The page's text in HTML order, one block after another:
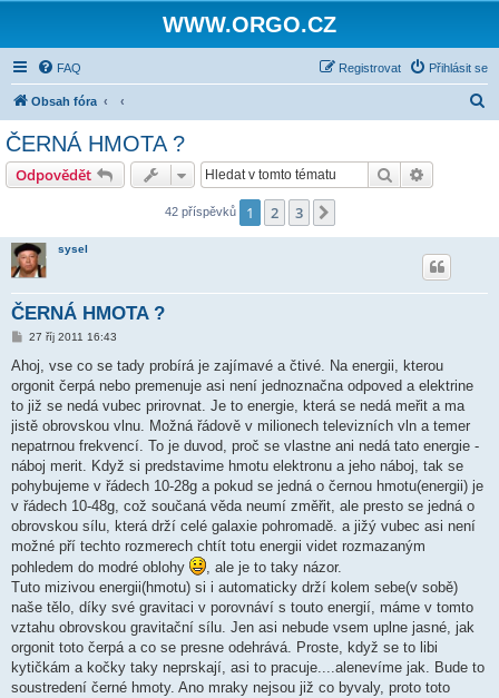
WWW.ORGO.CZ
FAQ Přihlásit se
Registrovat
Obsah fóra
ČERNÁ HMOTA ?
Odpovědět Hledat
42 příspěvků 1 2 3
sysel
ČERNÁ HMOTA ?
P
í
p
ě
v
e
k
27 říj 2011 16:43
Ahoj, vse co se tady probírá je zajímavé a čtivé. Na energii, kterou
orgonit čerpá nebo premenuje asi není jednoznačna odpoved a elektrine
to již se nedá vubec prirovnat. Je to energie, která se nedá meřit a ma
jistě obrovskou vlnu. Možná řádově v milionech televizních vln a temer
nepatrnou frekvencí. To je duvod, proč se vlastne ani nedá tato energie -
náboj merit. Když si predstavime hmotu elektronu a jeho náboj, tak se
pohybujeme v řádech 10-28g a pokud se jedná o černou hmotu(energii) je
v řádech 10-48g, což součaná věda neumí změřit, ale presto se jedná o
obrovskou sílu, která drží celé galaxie pohromadě. a jižý vubec asi není
možné pří techto rozmerech chtít totu energii videt rozmazaným
pohledem do modré oblohy
, ale je to taky názor.
Tuto mizivou energii(hmotu) si i automaticky drží kolem sebe(v sobě)
naše tělo, díky své gravitaci v porovnáví s touto energií, máme v tomto
vztahu obrovskou gravitační sílu. Jen asi nebude vsem uplne jasné, jak
orgonit toto čerpá a co se presne odehrává. Proste, když se to libi
kytičkám a kočky taky neprskají, asi to pracuje....alenevíme jak. Bude to
soustredení černé hmoty. Ano mraky nejsou již co byvaly, proto toto